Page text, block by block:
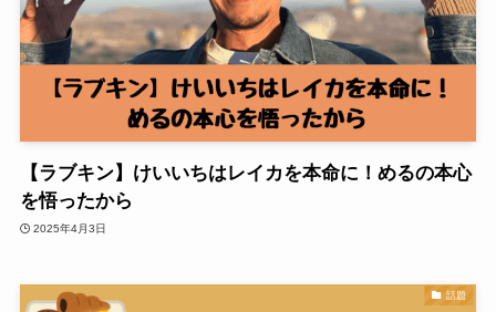
【ラブキン】けいいちはレイカを本命に！めるの本心
を悟ったから
2025年4月3日
話題